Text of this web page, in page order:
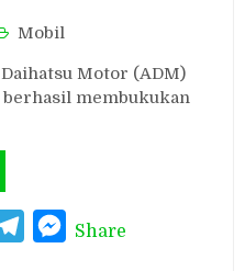
Mobil
Motor (ADM)
membukukan
TelegramMessenger
Share